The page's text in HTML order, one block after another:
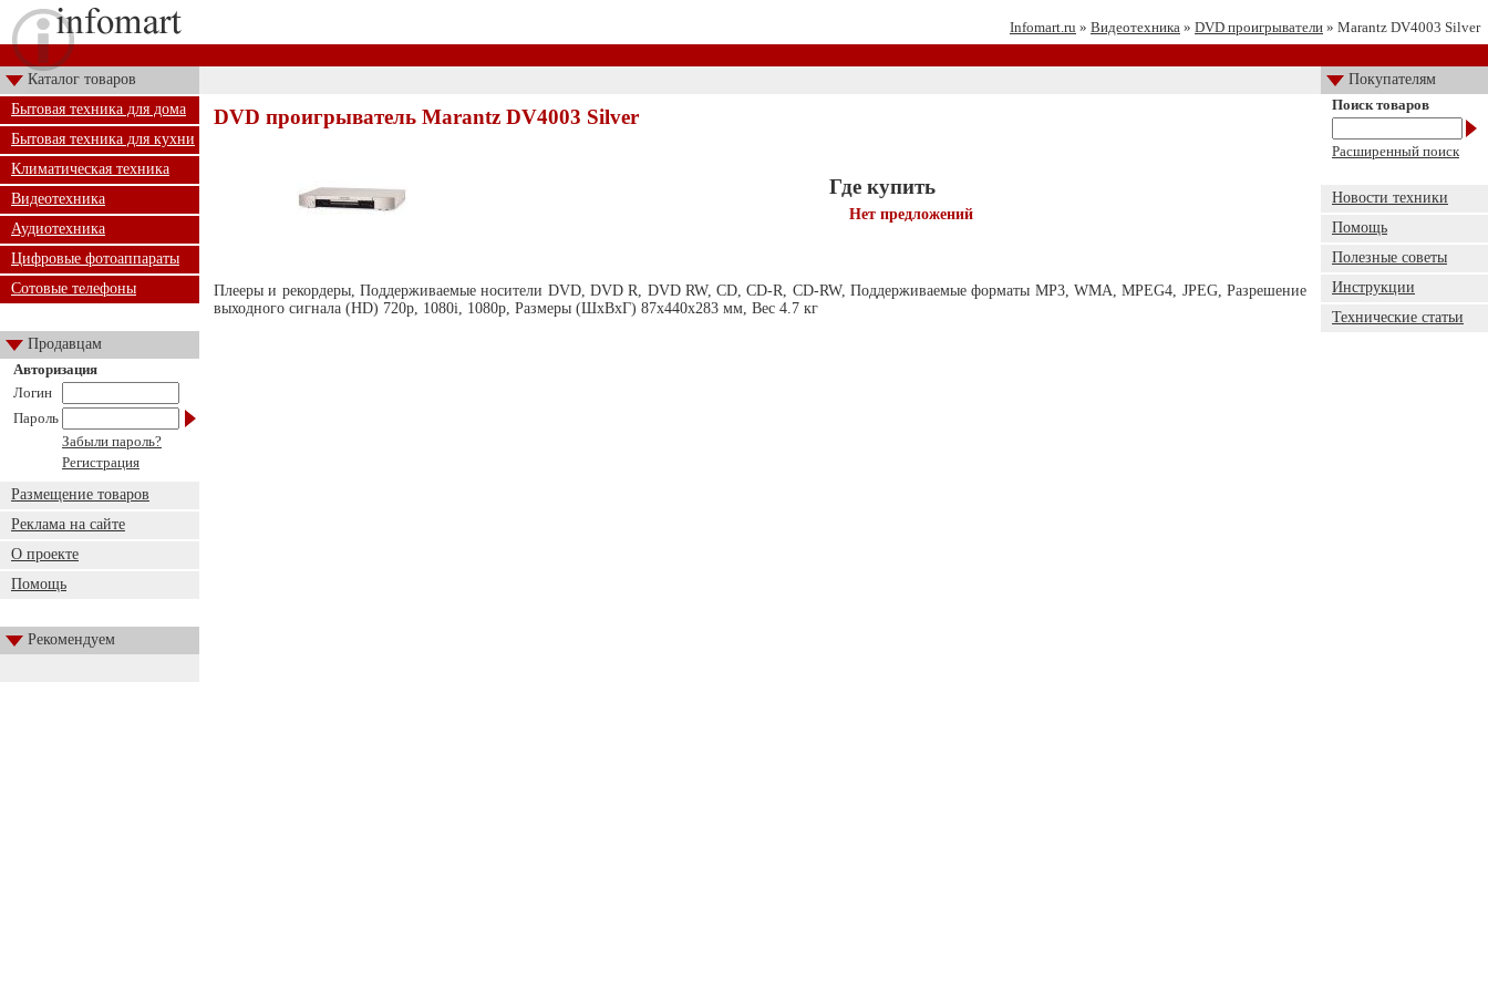
Infomart.ru » Видеотехника » DVD проигрыватели » Marantz DV4003 Silver
Каталог товаров
Покупателям
Бытовая техника для дома
Бытовая техника для кухни
Климатическая техника
Видеотехника
Аудиотехника
Цифровые фотоаппараты
Сотовые телефоны
Продавцам
Авторизация
Логин
Пароль
Забыли пароль?
Регистрация
Размещение товаров
Реклама на сайте
О проекте
Помощь
Рекомендуем
DVD проигрыватель Marantz DV4003 Silver
Где купить
Нет предложений
Плееры и рекордеры, Поддерживаемые носители DVD, DVD R, DVD RW, CD, CD-R, CD-RW, Поддерживаемые форматы MP3, WMA, MPEG4, JPEG, Разрешение
выходного сигнала (HD) 720p, 1080i, 1080p, Размеры (ШxВxГ) 87x440x283 мм, Вес 4.7 кг
Поиск товаров
Расширенный поиск
Новости техники
Помощь
Полезные советы
Инструкции
Технические статьи